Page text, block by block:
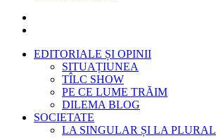
EDITORIALE ȘI OPINII
SITUAȚIUNEA
TÎLC SHOW
PE CE LUME TRĂIM
DILEMA BLOG
SOCIETATE
LA SINGULAR ȘI LA PLURAL